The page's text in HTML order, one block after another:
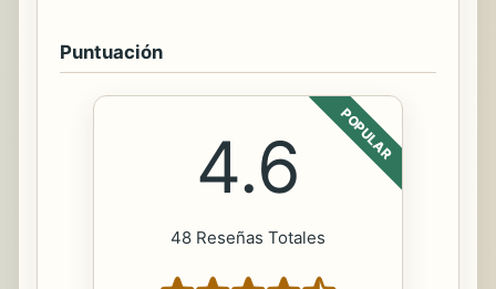
Puntuación
POPULAR
4.6
48 Reseñas Totales